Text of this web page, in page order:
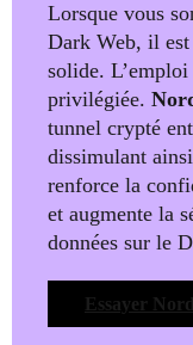
Lorsque vous
Dark Web, il est
solide. L’emploi
privilégiée.
tunnel crypté
dissimulant
renforce la
et augmente la
données sur le
Essayer